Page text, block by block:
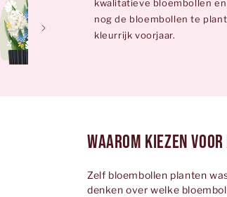
kwalitatieve bloembollen
nog de bloembollen te
kleurrijk voorjaar.
Waarom kiezen
Zelf bloembollen planten
denken over welke